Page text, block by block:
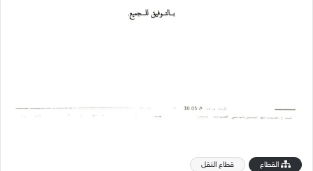
القطاع
قطاع النقل